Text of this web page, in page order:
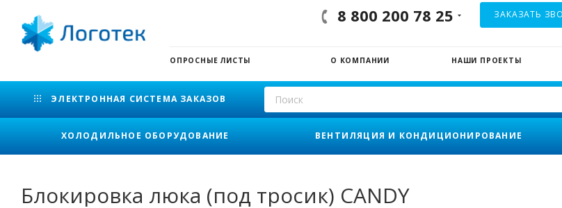
8 800 200 78 25 ЗАКАЗАТЬ
ОПРОСНЫЕ ЛИСТЫ О КОМПАНИИ НАШИ ПРОЕКТЫ
ЭЛЕКТРОННАЯ СИСТЕМА ЗАКАЗОВ
ХОЛОДИЛЬНОЕ ОБОРУДОВАНИЕ ВЕНТИЛЯЦИЯ И КОНДИЦИОНИРОВАНИЕ
Блокировка люка (под тросик) CANDY